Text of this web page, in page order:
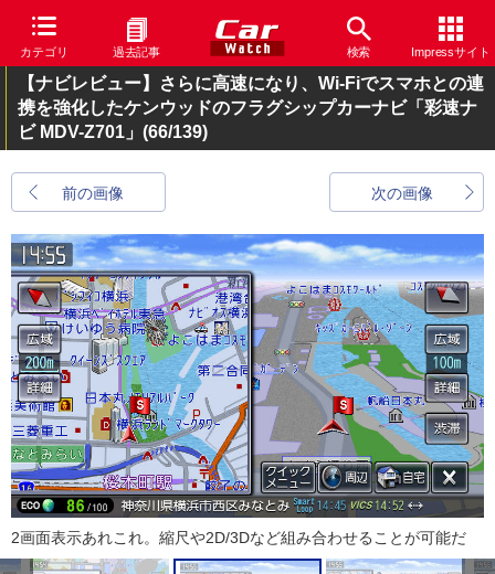
カテゴリ 過去記事 検索 Impressサイト
【ナビレビュー】さらに高速になり、Wi-Fiでスマホとの連
携を強化したケンウッドのフラグシップカーナビ「彩速ナ
ビ MDV-Z701」 (66/139)
前の画像 次の画像
2画面表示あれこれ。縮尺や2D/3Dなど組み合わせることが可能だ